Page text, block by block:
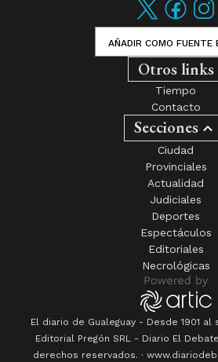
AÑADIR COMO FUENTE
Otros links
Tiempo
Contacto
Secciones
Ciudad
Provinciales
Actualidad
Judiciales
Deportes
Espectáculos
Editoriales
Necrológicas
El diario de Gualeguay - Desde 1901
Editorial Pregón SRL - Diario El
derechos reservados. · www.